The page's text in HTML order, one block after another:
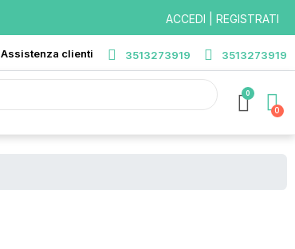
ACCEDI | REGISTRATI
Assistenza clienti 3513273919 3513273919
0